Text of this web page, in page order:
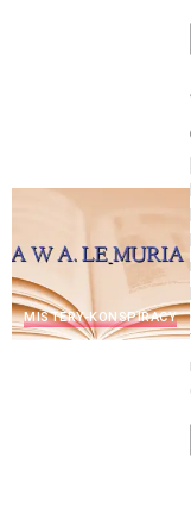
MISTERY-KONSPIRACY